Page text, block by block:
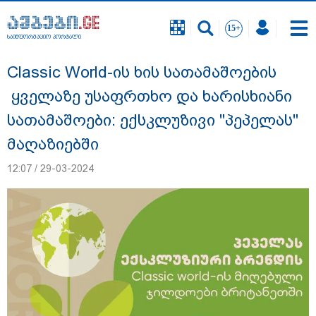
საინფორმაციო პორტალი
გიგა ავალიანის საქმეზე დაკავებულ ორ
არასრულწლოვანს, ნია იმნაძესა და
ანასტასია ბერუაშვილს აღკვეთის
ღონისძიების სახით პატიმრობა
საინფორმაციო პორტალი
Classic World-ის ხის სათამაშოების
ყველაზე უსაფრთხო და ხარისხიანი
სათამაშოები: ექსკლუზივი "პეპელას"
მაღაზიებში
12:07 / 29-03-2024